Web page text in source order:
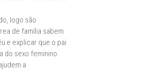
logo são
de família sabem
e explicar que o pai
do sexo feminino.
a